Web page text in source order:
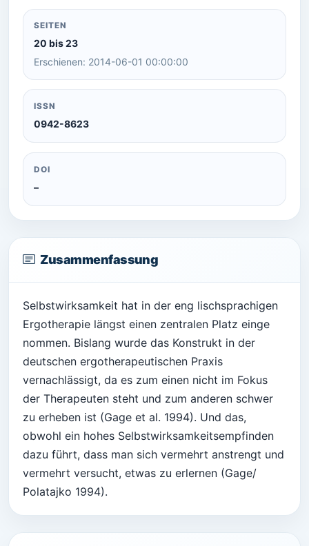
SEITEN
20 bis 23
Erschienen: 2014-06-01 00:00:00
ISSN
0942-8623
DOI
–
Zusammenfassung
Selbstwirksamkeit hat in der eng lischsprachigen
Ergotherapie längst einen zentralen Platz einge
nommen. Bislang wurde das Konstrukt in der
deutschen ergotherapeutischen Praxis
vernachlässigt, da es zum einen nicht im Fokus
der Therapeuten steht und zum anderen schwer
zu erheben ist (Gage et al. 1994). Und das,
obwohl ein hohes Selbstwirksamkeitsempfinden
dazu führt, dass man sich vermehrt anstrengt und
vermehrt versucht, etwas zu erlernen (Gage/
Polatajko 1994).